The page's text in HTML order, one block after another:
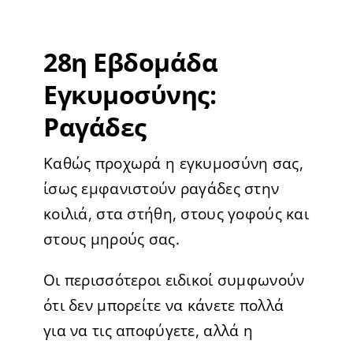
28η Εβδομάδα
Εγκυμοσύνης:
Ραγάδες
Καθώς προχωρά η εγκυμοσύνη σας,
ίσως εμφανιστούν ραγάδες στην
κοιλιά, στα στήθη, στους γοφούς και
στους μηρούς σας.
Οι περισσότεροι ειδικοί συμφωνούν
ότι δεν μπορείτε να κάνετε πολλά
για να τις αποφύγετε, αλλά η